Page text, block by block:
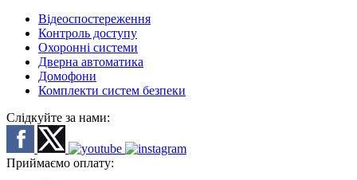
Відеоспостереження
Контроль доступу
Охоронні системи
Дверна автоматика
Домофони
Комплекти систем безпеки
Слідкуйте за нами:
Приймаємо оплату: